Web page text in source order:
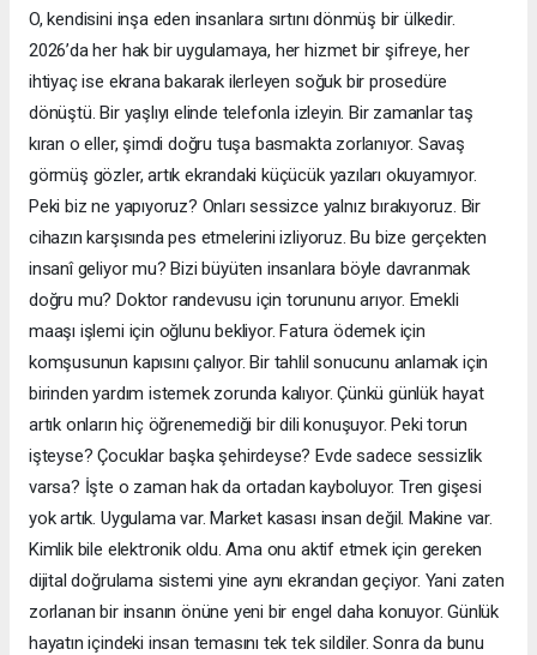
O, kendisini inşa eden insanlara sırtını dönmüş bir ülkedir.
2026’da her hak bir uygulamaya, her hizmet bir şifreye, her
ihtiyaç ise ekrana bakarak ilerleyen soğuk bir prosedüre
dönüştü. Bir yaşlıyı elinde telefonla izleyin. Bir zamanlar taş
kıran o eller, şimdi doğru tuşa basmakta zorlanıyor. Savaş
görmüş gözler, artık ekrandaki küçücük yazıları okuyamıyor.
Peki biz ne yapıyoruz? Onları sessizce yalnız bırakıyoruz. Bir
cihazın karşısında pes etmelerini izliyoruz. Bu bize gerçekten
insanî geliyor mu? Bizi büyüten insanlara böyle davranmak
doğru mu? Doktor randevusu için torununu arıyor. Emekli
maaşı işlemi için oğlunu bekliyor. Fatura ödemek için
komşusunun kapısını çalıyor. Bir tahlil sonucunu anlamak için
birinden yardım istemek zorunda kalıyor. Çünkü günlük hayat
artık onların hiç öğrenemediği bir dili konuşuyor. Peki torun
işteyse? Çocuklar başka şehirdeyse? Evde sadece sessizlik
varsa? İşte o zaman hak da ortadan kayboluyor. Tren gişesi
yok artık. Uygulama var. Market kasası insan değil. Makine var.
Kimlik bile elektronik oldu. Ama onu aktif etmek için gereken
dijital doğrulama sistemi yine aynı ekrandan geçiyor. Yani zaten
zorlanan bir insanın önüne yeni bir engel daha konuyor. Günlük
hayatın içindeki insan temasını tek tek sildiler. Sonra da bunu